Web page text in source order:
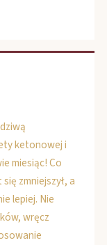
ketonowej i
miesiąc! Co
zmniejszył, a
lepiej. Nie
wręcz